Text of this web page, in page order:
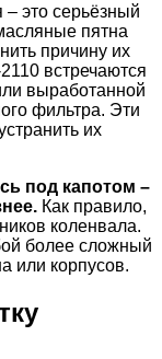
это серьёзный
пятна
причину их
встречаются
выработанной
фильтра. Эти
их
под капотом –
Как правило,
коленвала.
более сложный
или корпусов.